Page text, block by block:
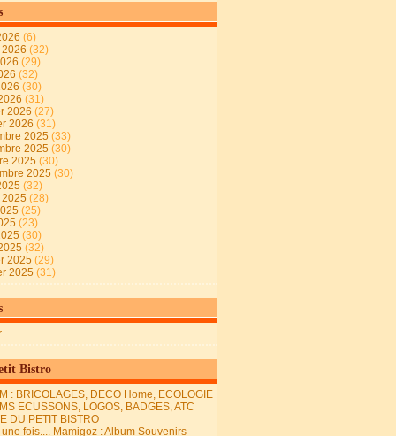
(6)
(32)
(29)
(32)
(30)
(31)
2026 (27)
2026 (31)
2025 (33)
2025 (30)
2025 (30)
2025 (30)
(32)
(28)
(25)
(23)
(30)
(32)
2025 (29)
2025 (31)
Bistro
: BRICOLAGES, DECO Home, ECOLOGIE
ECUSSONS, LOGOS, BADGES, ATC
DU PETIT BISTRO
fois.... Mamigoz : Album Souvenirs